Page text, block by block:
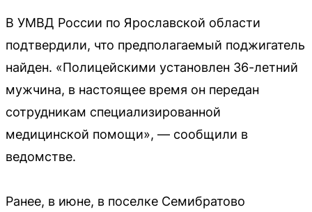
В УМВД России по Ярославской области
подтвердили, что предполагаемый поджигатель
найден. «Полицейскими установлен 36-летний
мужчина, в настоящее время он передан
сотрудникам специализированной
медицинской помощи», — сообщили в
ведомстве.
Ранее, в июне, в поселке Семибратово